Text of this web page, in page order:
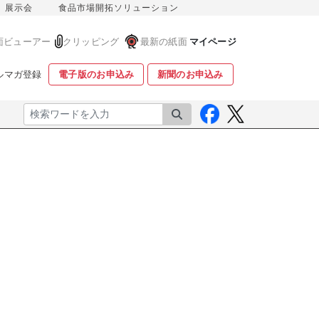
展示会 食品市場開拓ソリューション
ビューアー クリッピング 最新の紙面 マイページ
マガ登録 電子版のお申込み 新聞のお申込み
検索